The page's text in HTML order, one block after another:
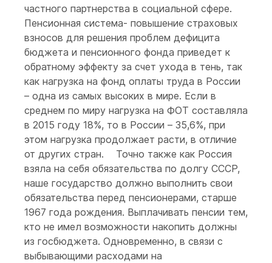
частного партнерства в социальной сфере.
Пенсионная система- повышение страховых
взносов для решения проблем дефицита
бюджета и пенсионного фонда приведет к
обратному эффекту за счет ухода в тень, так
как нагрузка на фонд оплаты труда в России
– одна из самых высоких в мире. Если в
среднем по миру нагрузка на ФОТ составляла
в 2015 году 18%, то в России – 35,6%, при
этом нагрузка продолжает расти, в отличие
от других стран.
Точно также как Россия
взяла на себя обязательства по долгу СССР,
наше государство должно выполнить свои
обязательства перед пенсионерами, старше
1967 года рождения. Выплачивать пенсии тем,
кто не имел возможности накопить должны
из госбюджета. Одновременно, в связи с
выбывающими расходами на